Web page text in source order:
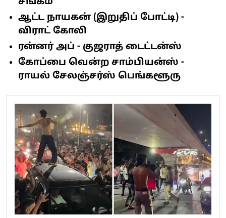
ஆட்ட நாயகன் (இறுதிப் போட்டி) -
விராட் கோலி
ரன்னர் அப் - குஜராத் டைட்டன்ஸ்
கோப்பை வென்ற சாம்பியன்ஸ் -
ராயல் சேலஞ்சர்ஸ் பெங்களூரு